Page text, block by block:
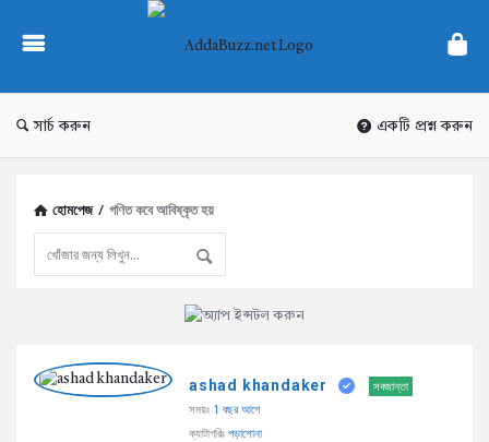
AddaBuzz.net
সার্চ করুন একটি প্রশ্ন করুন
হোমপেজ / গণিত কবে আবিষ্কৃত হয়
AddaBuzz.net
Latest
ashad khandaker
সবজান্তা
সময়ঃ 1 বছর আগে
ক্যাটাগরিঃ পড়াশোনা